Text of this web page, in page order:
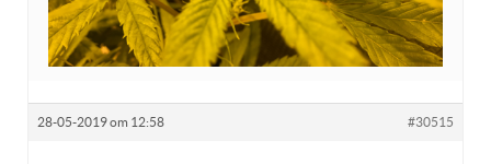
28-05-2019 om 12:58 #30515